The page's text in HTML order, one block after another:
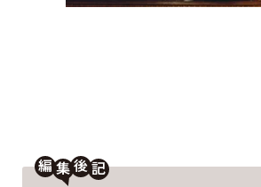
編
後